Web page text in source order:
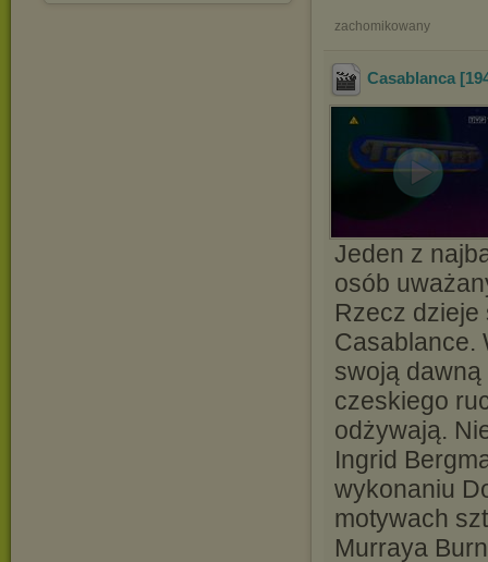
zachomikowany
Casablanca
Jeden z
osób
Rzecz dzieje
Casablance.
swoją dawną
czeskiego
odżywają.
Ingrid
wykonaniu
motywach
Murraya